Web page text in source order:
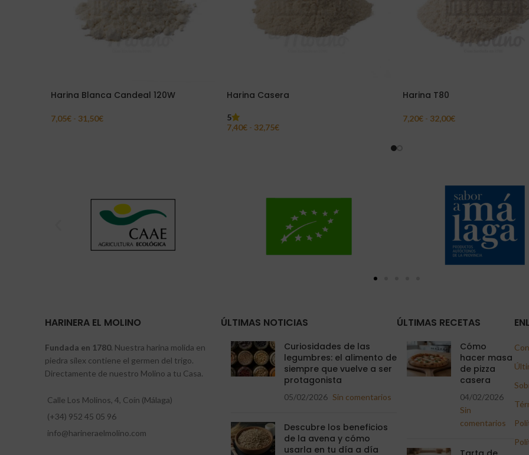
Harina Blanca Candeal 120W
7,05€ - 31,50€
Harina Casera
5
7,40€ - 32,75€
Harina T80
7,20€ - 32,00€
HARINERA EL MOLINO
Fundada en 1780. Nuestra harina molida en
piedra sílex contiene el germen del trigo.
Directamente de nuestro Molino a tu Casa.
Calle Los Molinos, 4, Coín (Málaga)
(+34) 952 45 05 96
info@harineraelmolino.com
ÚLTIMAS NOTICIAS
Curiosidades de las
legumbres: el alimento de
siempre que vuelve a ser
protagonista
05/02/2026 Sin comentarios
Descubre los beneficios
de la avena y cómo
usarla en tu día a día
ÚLTIMAS RECETAS
Cómo
hacer masa
de pizza
casera
04/02/2026
Sin
comentarios